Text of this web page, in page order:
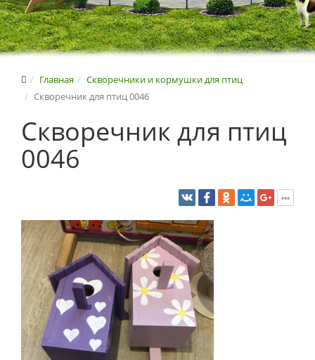
Главная
Скворечники и кормушки для птиц
Скворечник для птиц 0046
Скворечник для птиц
0046